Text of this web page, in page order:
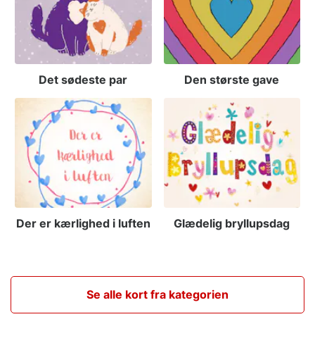
Det sødeste par Den største gave
Der er kærlighed i luften Glædelig bryllupsdag
Se alle kort fra kategorien